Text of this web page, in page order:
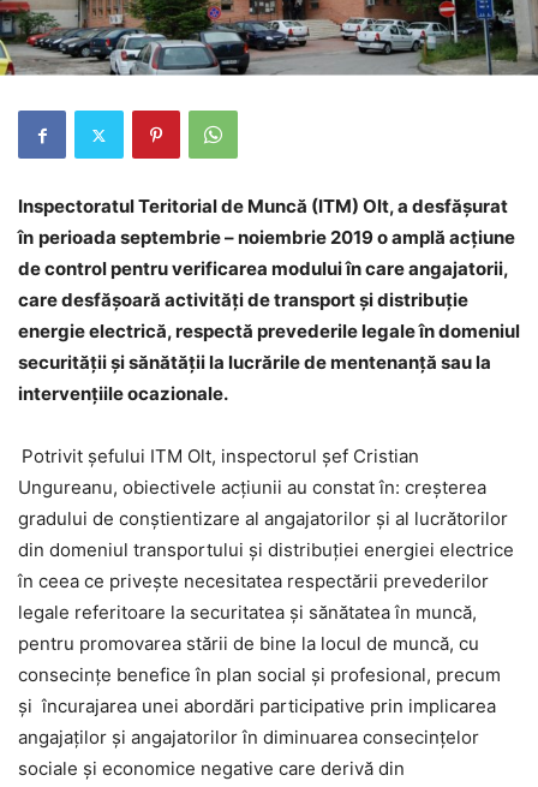
Inspectoratul Teritorial de Muncă (ITM) Olt, a desfășurat
în perioada septembrie – noiembrie 2019o amplă acțiune
de control pentru verificarea modului în care angajatorii,
care desfășoară activități de transport și distribuție
energie electrică, respectă prevederile legale în domeniul
securității și sănătății la lucrările de mentenanță sau la
intervențiile ocazionale.
Potrivit șefului ITM Olt, inspectorul șef Cristian
Ungureanu, obiectivele acțiunii au constat în: creşterea
gradului de conştientizare al angajatorilor şi al lucrătorilor
din domeniul transportului și distribuției energiei electrice
în ceea ce privește necesitatea respectării prevederilor
legale referitoare la securitatea și sănătatea în muncă,
pentru promovarea stării de bine la locul de muncă, cu
consecințe benefice în plan social și profesional, precum
și încurajarea unei abordări participative prin implicarea
angajaților și angajatorilor în diminuarea consecințelor
sociale și economice negative care derivă din